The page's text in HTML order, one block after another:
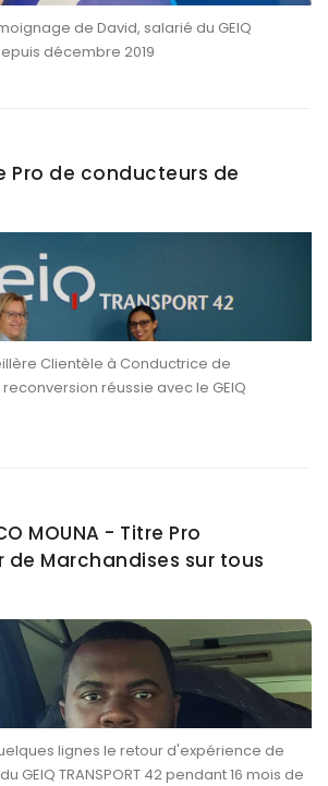
de David, salarié du GEIQ
décembre 2019
Pro de conducteurs de
Clientèle à Conductrice de
réussie avec le GEIQ
MOUNA - Titre Pro
Marchandises sur tous
lignes le retour d'expérience de
GEIQ TRANSPORT 42 pendant 16 mois de